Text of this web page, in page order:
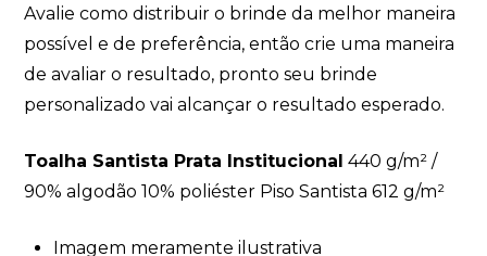
Avalie como distribuir o brinde da melhor maneira
possível e de preferência, então crie uma maneira
de avaliar o resultado, pronto seu brinde
personalizado vai alcançar o resultado esperado.
Toalha Santista Prata Institucional 440 g/m² /
90% algodão 10% poliéster Piso Santista 612 g/m²
Imagem meramente ilustrativa